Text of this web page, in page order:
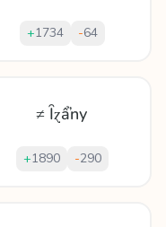
+1734 -64
≠ Ȋɀẩŉу
+1890 -290